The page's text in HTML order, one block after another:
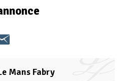
Mans Fabry